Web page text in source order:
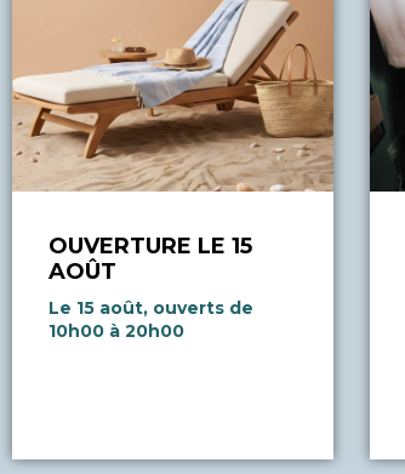
OUVERTURE LE 15
AOÛT
Le 15 août, ouverts de
10h00 à 20h00